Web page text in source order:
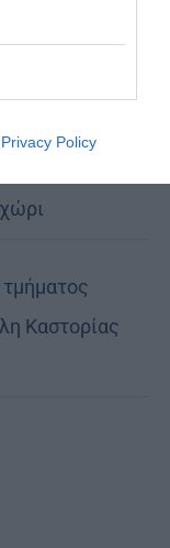
Privacy Policy
δείχνει
σιωπής»
Καστορίας